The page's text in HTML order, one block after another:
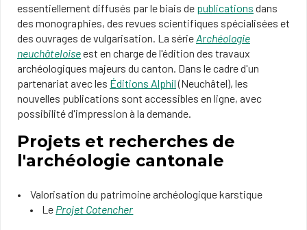
essentiellement diffusés par le biais de publications dans
des monographies, des revues scientifiques spécialisées et
des ouvrages de vulgarisation. La sérieArchéologie
neuchâteloiseest en charge de l'édition des travaux
archéologiques majeurs du canton. Dans le cadre d'un
partenariat avec les Éditions Alphil(Neuchâtel), les
nouvelles publications sont accessibles en ligne, avec
possibilité d'impression à la demande.
Projets et recherches de
l'archéologie cantonale
Valorisation du patrimoine archéologique karstique
Le Projet Cotencher